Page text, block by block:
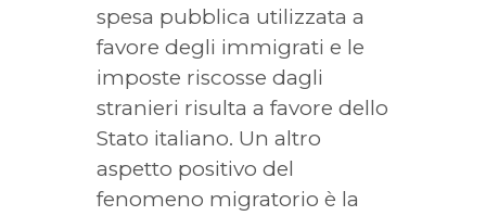
spesa pubblica utilizzata a
favore degli immigrati e le
imposte riscosse dagli
stranieri risulta a favore dello
Stato italiano. Un altro
aspetto positivo del
fenomeno migratorio è la